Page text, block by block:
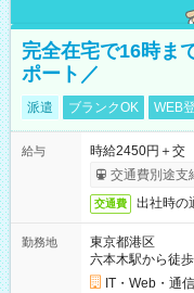
完全在宅で16時ま
ポート／
派遣 ブランクOK WEB
給与
時給2450円＋交
交通費別途支
交通費 出社時の
勤務地
東京都港区
六本木駅から徒
IT・Web・通信